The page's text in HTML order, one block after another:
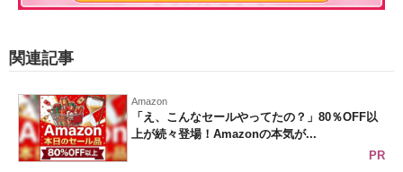
関連記事
Amazon
「え、こんなセールやってたの？」80％OFF以
上が続々登場！Amazonの本気が...
PR